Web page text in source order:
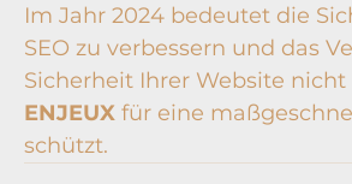
Im Jahr 2024 bedeutet die
SEO zu verbessern und das
Sicherheit Ihrer Website
ENJEUX für eine
schützt.